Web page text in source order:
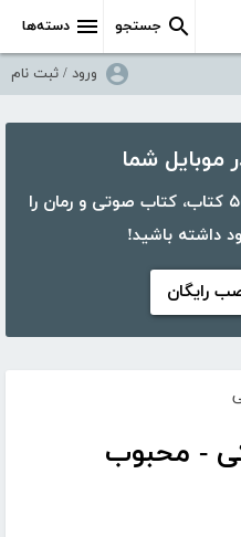
دسته‌ها جستجو
ورود / ثبت نام
با اپلیکیشن کتابراه، بیش از ۵۰،۰۰۰ کتاب، کتاب صوتی و رمان را
داشته باشید!
رایگان
- محبوب